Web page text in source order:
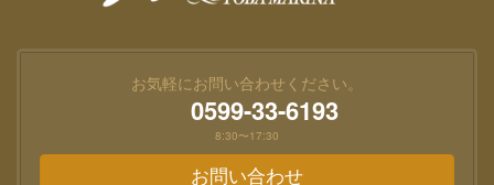
お気軽にお問い合わせください。
0599-33-6193
8:30〜17:30
お問い合わせ